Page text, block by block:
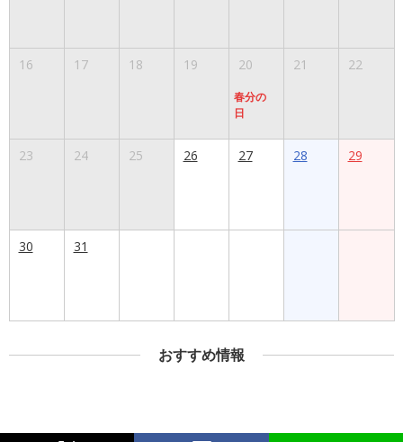
16 17 18 19 20
春分の
日
21 22
23 24 25 26 27 28 29
30 31
おすすめ情報